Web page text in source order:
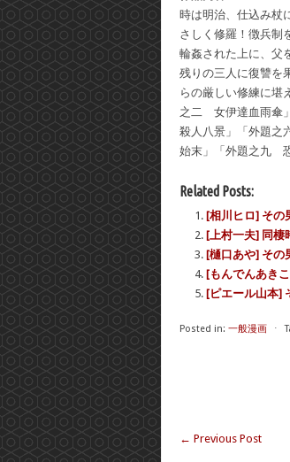
時は明治、仕込み杖
さしく修羅！徴兵制
輪姦された上に、父
残りの三人に復讐を
らの厳しい修練に
之二 女伊達血雨傘
殺人八景」「外題
始末」「外題之九
Related Posts:
[相川ヒロ] その
[上村一夫] 同棲
[樋口あや] その
[もんでんあき
[ピエール山本]
Posted in: 一般漫画 ⋅
← Previous Post